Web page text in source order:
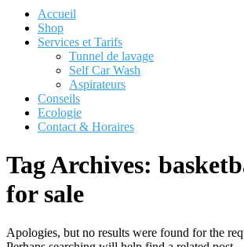
Accueil
Shop
Services et Tarifs
Tunnel de lavage
Self Car Wash
Aspirateurs
Conseils
Ecologie
Contact & Horaires
Tag Archives:
for sale
Apologies, but no results were found for the